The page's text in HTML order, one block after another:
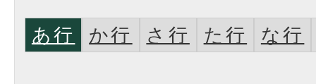
あ行 か行 さ行 た行 な行